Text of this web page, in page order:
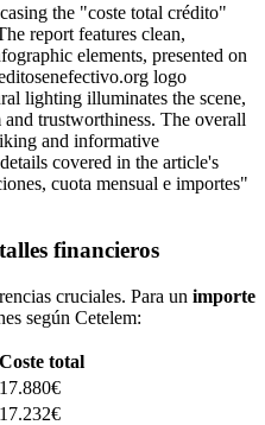
financieros
cruciales. Para un importe
según Cetelem:
Coste total
17.880€
17.232€